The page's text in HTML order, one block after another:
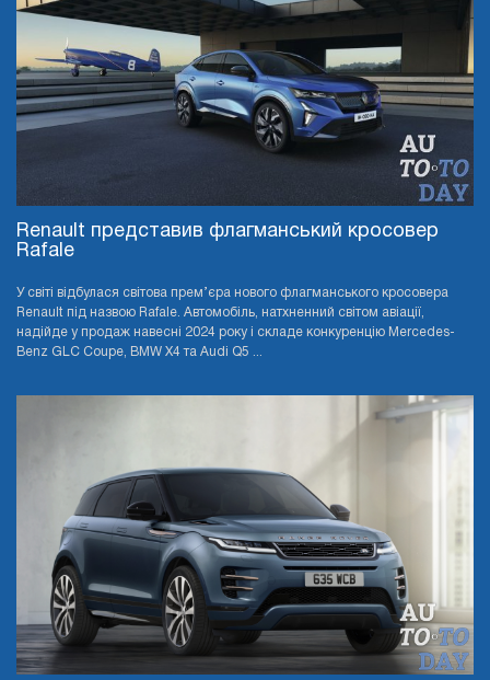
Renault представив флагманський кросовер
Rafale
У світі відбулася світова прем’єра нового флагманського кросовера
Renault під назвою Rafale. Автомобіль, натхненний світом авіації,
надійде у продаж навесні 2024 року і складе конкуренцію Mercedes-
Benz GLC Coupe, BMW X4 та Audi Q5 ...